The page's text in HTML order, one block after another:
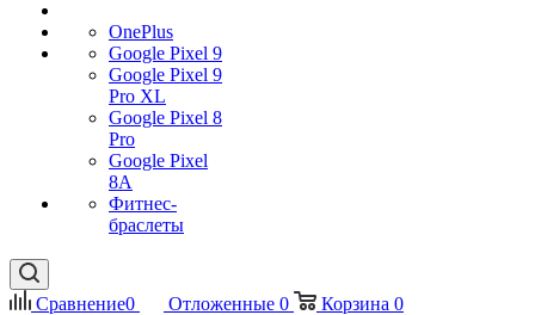
OnePlus
Google Pixel 9
Google Pixel 9
Pro XL
Google Pixel 8
Pro
Google Pixel
8A
Фитнес-
браслеты
Сравнение0 Отложенные 0 Корзина 0